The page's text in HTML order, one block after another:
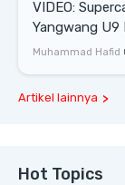
VIDEO:
Yangwang U9
Lewati
Muhammad Hafid
Artikel lainnya
Hot Topics